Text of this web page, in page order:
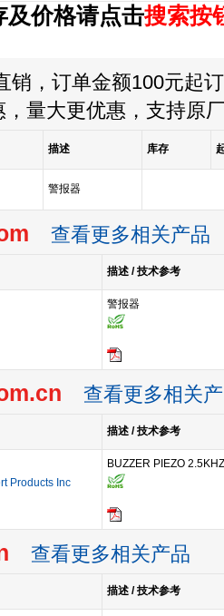
及价格请点击搜索按
，订单金额100元起
量大更优惠，支持原
描述 库存
警报器
查看更多相关产品
描述 / 技术参考
警报器
查看更多相关
描述 / 技术参考
Products Inc
BUZZER PIEZO
查看更多相关产品
描述 / 技术参考